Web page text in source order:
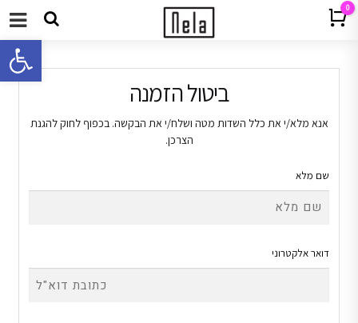
0
ביטול הזמנה
אנא מלא/י את כלל השדות מטה ושלח/י את הבקשה. בכפוף לחוק להגנת
הצרכן.
שם מלא
דואר אלקטרוני